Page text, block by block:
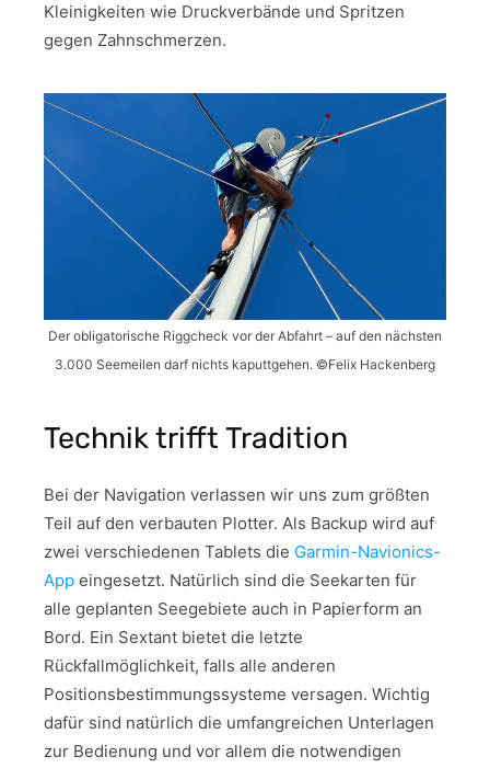
Kleinigkeiten wie Druckverbände und Spritzen
gegen Zahnschmerzen.
Der obligatorische Riggcheck vor der Abfahrt – auf den nächsten
3.000 Seemeilen darf nichts kaputtgehen. ©Felix Hackenberg
Technik trifft Tradition
Bei der Navigation verlassen wir uns zum größten
Teil auf den verbauten Plotter. Als Backup wird auf
zwei verschiedenen Tablets die Garmin-Navionics-
App eingesetzt. Natürlich sind die Seekarten für
alle geplanten Seegebiete auch in Papierform an
Bord. Ein Sextant bietet die letzte
Rückfallmöglichkeit, falls alle anderen
Positionsbestimmungssysteme versagen. Wichtig
dafür sind natürlich die umfangreichen Unterlagen
zur Bedienung und vor allem die notwendigen